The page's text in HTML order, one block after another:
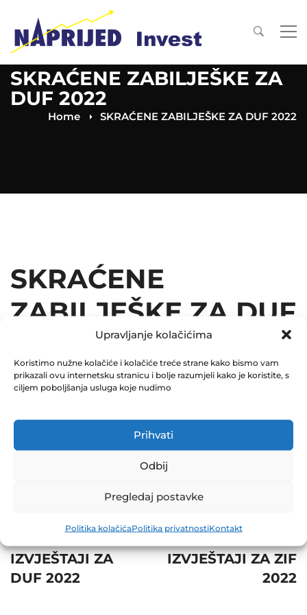
Upravljanje kolačićima
Koristimo nužne kolačiće i kolačiće treće strane kako bismo vam
prikazali ovu internetsku stranicu i bolje razumjeli kako je koristite, s
ciljem poboljšanja usluga koje nudimo
Prihvati
Odbij
Pregledaj postavke
Politika kolačićaPolitika privatnostiKontakt
SKRAĆENE ZABILJEŠKE ZA
DUF 2022
Home SKRAĆENE ZABILJEŠKE ZA DUF 2022
SKRAĆENE
ZABILJEŠKE ZA DUF
September 12, 2022
0 Comments
Share
navigation
IZVJEŠTAJI ZA
DUF 2022
IZVJEŠTAJI ZA ZIF
2022